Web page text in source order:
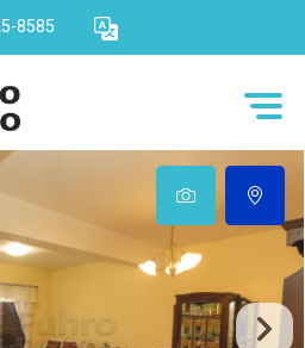
8585